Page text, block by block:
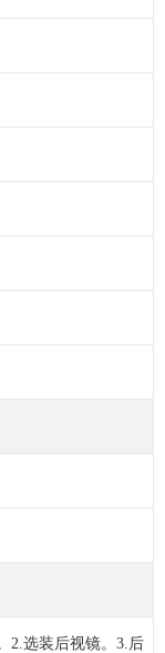
2.选装后视镜。3.后